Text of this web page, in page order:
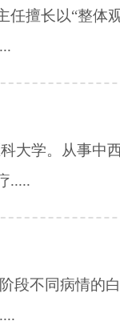
任擅长以“整体
大学。从事中
.....
段不同病情的